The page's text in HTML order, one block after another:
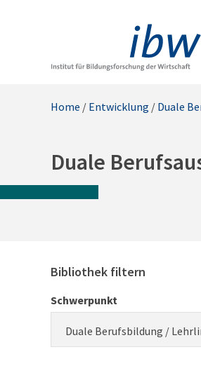
Home / Entwicklung / Duale
Duale
Bibliothek filtern
Schwerpunkt